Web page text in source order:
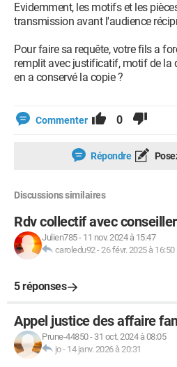
Evidemment, les motifs et les
transmission avant l'audience
Pour faire sa requête, votre fils a
remplit avec justificatif, motif de la
en a conservé la copie ?
Commenter 0
Répondre
Discussions similaires
Rdv collectif avec
Julien785- 11 nov. 2024 à 15:47
caroledu92-26 févr. 2025 à 16:50
5 réponses
Appel justice des affaire
Prune-44850- 31 oct. 2024 à 08:05
jo- 14 janv. 2026 à 20:31